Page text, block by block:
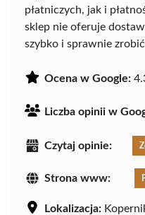
płatniczych, jak i
sklep nie oferuje
szybko i sprawnie
Ocena w Google:
Liczba opinii w
Czytaj opinie:
Strona www:
Lokalizacja: